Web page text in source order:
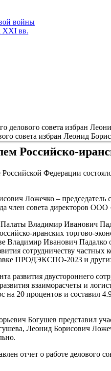
войны
XXI вв.
делового совета избран
Российско-
Федерации
Ложечко –
член совета директоров
Владимир Иванович
иранских торгово-
Иванович Падалко
сотрудничеству
ПРОДЭКСПО-2023 и
развития двустороннего
взаиморасчеты и
на 20 процентов и составил
Богушев представил
Леонид Борисович
отчет о работе делового